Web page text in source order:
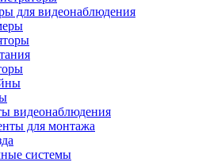
для видеонаблюдения
видеонаблюдения
для монтажа
системы